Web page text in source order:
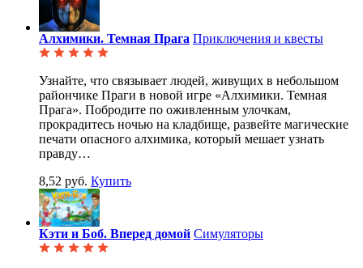
Алхимики. Темная Прага Приключения и квесты
Узнайте, что связывает людей, живущих в небольшом
райончике Праги в новой игре «Алхимики. Темная
Прага». Побродите по оживленным улочкам,
прокрадитесь ночью на кладбище, развейте магические
печати опасного алхимика, который мешает узнать
правду…
8,52 руб. Купить
Кэти и Боб. Вперед домой Симуляторы